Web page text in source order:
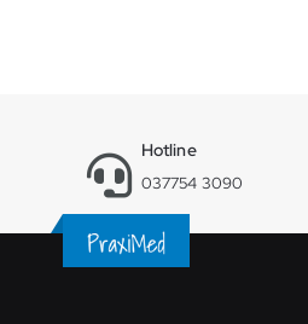
Hotline
037754 3090